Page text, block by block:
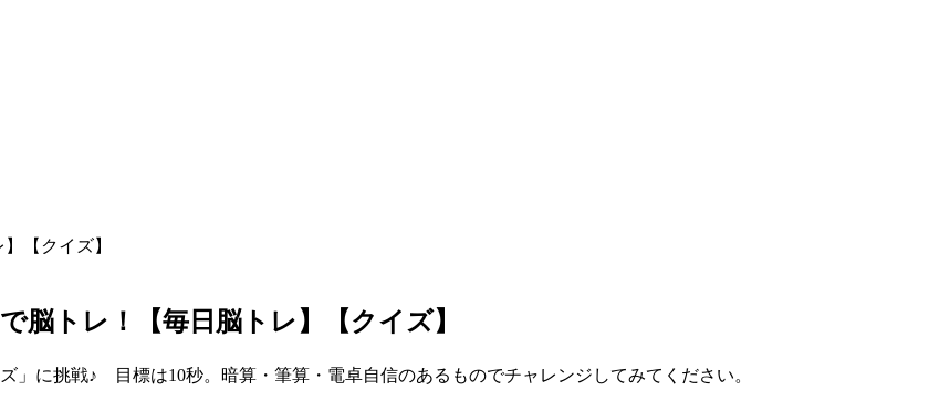
【クイズ】
脳トレ！【毎日脳トレ】【クイズ】
に挑戦♪ 目標は10秒。暗算・筆算・電卓自信のあるものでチャレンジしてみてください。